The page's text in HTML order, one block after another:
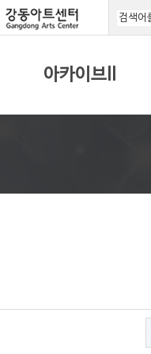
아카이브II